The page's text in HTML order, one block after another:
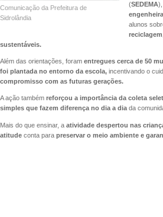
Comunicação da Prefeitura de
Sidrolândia
(SEDEMA
alunos
reciclagem
sustentáveis.
Além das orientações, foram entregues cerca de 50
foi plantada no entorno da escola, incentivando o
compromisso com as futuras gerações.
A ação também reforçou a importância da coleta
simples que fazem diferença no dia a dia da
Mais do que ensinar, a atividade despertou nas
atitude conta para preservar o meio ambiente e